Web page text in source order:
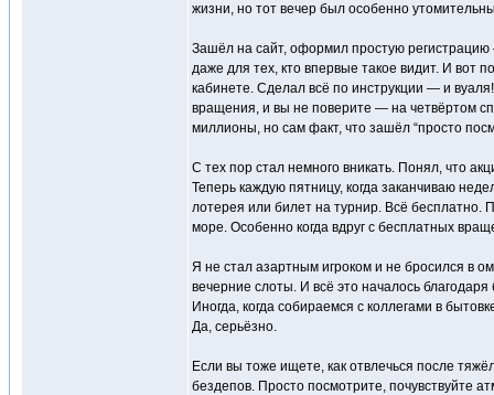
жизни, но тот вечер был особенно
Зашёл на сайт, оформил простую
даже для тех, кто впервые такое видит. И вот
кабинете. Сделал всё по инструкции — и
вращения, и вы не поверите — на четвёртом
миллионы, но сам факт, что зашёл “просто
С тех пор стал немного вникать. Понял, что
Теперь каждую пятницу, когда заканчиваю
лотерея или билет на турнир. Всё бесплатно.
море. Особенно когда вдруг с бесплатных
Я не стал азартным игроком и не бросился в
вечерние слоты. И всё это началось
Иногда, когда собираемся с коллегами в
Да, серьёзно.
Если вы тоже ищете, как отвлечься после
бездепов. Просто посмотрите, почувствуйте